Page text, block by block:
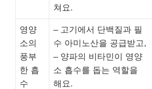
쳐요.
영양
소의
풍부
한 흡
수
– 고기에서 단백질과 필
수 아미노산을 공급받고,
– 양파의 비타민이 영양
소 흡수를 돕는 역할을
해요.